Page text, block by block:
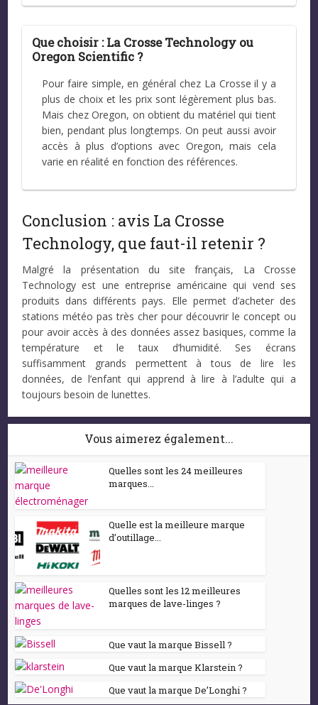
Que choisir : La Crosse Technology ou
Oregon Scientific ?
Pour faire simple, en général chez La Crosse il y a
plus de choix et les prix sont légèrement plus bas.
Mais chez Oregon, on obtient du matériel qui tient
bien, pendant plus longtemps. On peut aussi avoir
accès à plus d’options avec Oregon, mais cela
varie en réalité en fonction des références.
Conclusion : avis La Crosse
Technology, que faut-il retenir ?
Malgré la présentation du site français, La Crosse
Technology est une entreprise américaine qui vend ses
produits dans différents pays. Elle permet d’acheter des
stations météo pas très cher pour découvrir le concept ou
pour avoir accès à des données assez basiques, comme la
température et le taux d’humidité. Ses écrans
suffisamment grands permettent à tous de lire les
données, de l’enfant qui apprend à lire à l’adulte qui a
toujours besoin de lunettes.
Vous aimerez également...
Quelles sont les 24 meilleures
marques...
Quelle est la meilleure marque
d’outillage...
Quelles sont les 12 meilleures
marques de lave-linges ?
Que vaut la marque Bissell ?
Que vaut la marque Klarstein ?
Que vaut la marque De’Longhi ?